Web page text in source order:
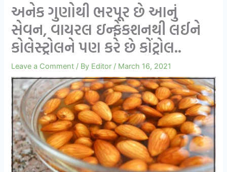
અનેક ગુણોથી ભરપૂર છે આનું
સેવન, વાયરલ ઇન્ફેકશનથી લઈને
કોલેસ્ટ્રોલને પણ કરે છે કોંટ્રોલ..
Leave a Comment / By Editor / March 16, 2021